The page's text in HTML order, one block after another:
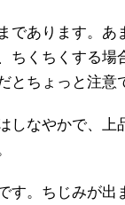
であります。あ
ちくちくする場
とちょっと注意
しなやかで、上
す。ちじみが出